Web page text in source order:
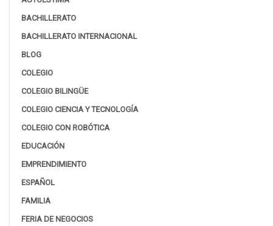
BACHILLERATO
BACHILLERATO INTERNACIONAL
BLOG
COLEGIO
COLEGIO BILINGÜE
COLEGIO CIENCIA Y TECNOLOGÍA
COLEGIO CON ROBÓTICA
EDUCACIÓN
EMPRENDIMIENTO
ESPAÑOL
FAMILIA
FERIA DE NEGOCIOS